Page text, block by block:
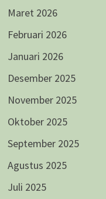
Maret 2026
Februari 2026
Januari 2026
Desember 2025
November 2025
Oktober 2025
September 2025
Agustus 2025
Juli 2025